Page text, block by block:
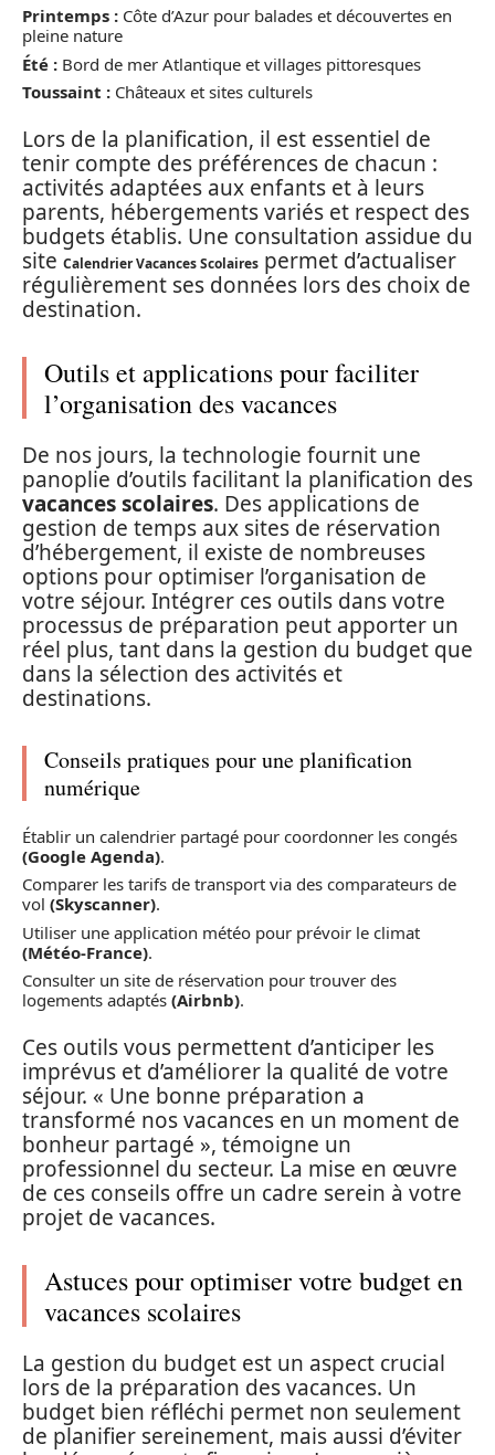
Printemps : Côte d’Azur pour balades et découvertes en
pleine nature
Été : Bord de mer Atlantique et villages pittoresques
Toussaint : Châteaux et sites culturels
Lors de la planification, il est essentiel de
tenir compte des préférences de chacun :
activités adaptées aux enfants et à leurs
parents, hébergements variés et respect des
budgets établis. Une consultation assidue du
site Calendrier Vacances Scolaires permet d’actualiser
régulièrement ses données lors des choix de
destination.
Outils et applications pour faciliter
l’organisation des vacances
De nos jours, la technologie fournit une
panoplie d’outils facilitant la planification des
vacances scolaires. Des applications de
gestion de temps aux sites de réservation
d’hébergement, il existe de nombreuses
options pour optimiser l’organisation de
votre séjour. Intégrer ces outils dans votre
processus de préparation peut apporter un
réel plus, tant dans la gestion du budget que
dans la sélection des activités et
destinations.
Conseils pratiques pour une planification
numérique
Établir un calendrier partagé pour coordonner les congés
(Google Agenda).
Comparer les tarifs de transport via des comparateurs de
vol (Skyscanner).
Utiliser une application météo pour prévoir le climat
(Météo-France).
Consulter un site de réservation pour trouver des
logements adaptés (Airbnb).
Ces outils vous permettent d’anticiper les
imprévus et d’améliorer la qualité de votre
séjour. « Une bonne préparation a
transformé nos vacances en un moment de
bonheur partagé », témoigne un
professionnel du secteur. La mise en œuvre
de ces conseils offre un cadre serein à votre
projet de vacances.
Astuces pour optimiser votre budget en
vacances scolaires
La gestion du budget est un aspect crucial
lors de la préparation des vacances. Un
budget bien réfléchi permet non seulement
de planifier sereinement, mais aussi d’éviter